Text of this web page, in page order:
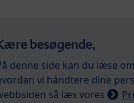
besøgende,
denne side kan du læse
vi håndtere dine
så læs vores